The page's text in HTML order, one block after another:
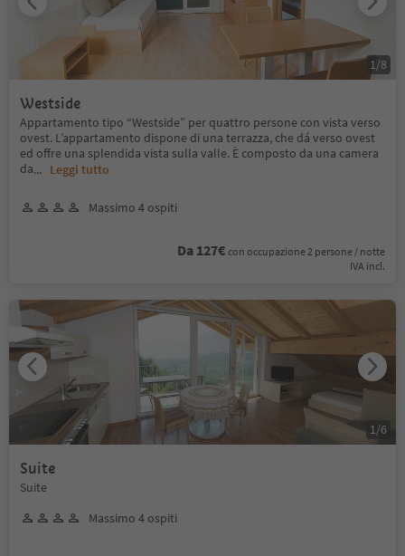
Westside
Appartamento tipo “Westside” per quattro persone con vista verso
ovest. L’appartamento dispone di una terrazza, che dá verso ovest
ed offre una splendida vista sulla valle. È composto da una camera
da... Leggi tutto
Massimo 4 ospiti
Da 127€ con occupazione 2 persone / notte
IVA incl.
1/8
Suite
Suite
Massimo 4 ospiti
1 /6